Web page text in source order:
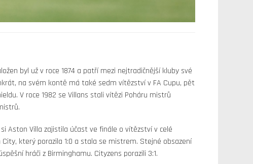
byl už v roce 1874 a patří mezi nejtradičnější kluby své
na svém kontě má také sedm vítězství v FA Cupu, pět
V roce 1982 se Villans stali vítězi Poháru mistrů
Aston Villa zajistila účast ve finále o vítězství v celé
který porazila 1:0 a stala se mistrem. Stejné obsazení
hráči z Birminghamu. Cityzens porazili 3:1.